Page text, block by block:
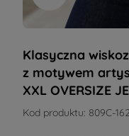
Klasyczna
z motywem
XXL OVERSIZE
Kod produktu: 809C-